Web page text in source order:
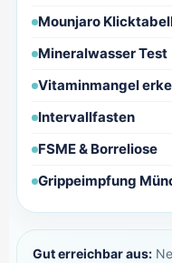
Mounjaro
Mineralwasser Test
Vitaminmangel
Intervallfasten
FSME & Borreliose
Grippeimpfung
Gut erreichbar aus: